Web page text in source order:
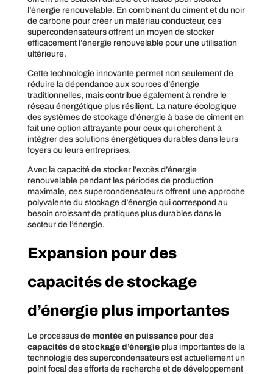
l’énergie renouvelable. En combinant du ciment et du noir
de carbone pour créer un matériau conducteur, ces
supercondensateurs offrent un moyen de stocker
efficacement l’énergie renouvelable pour une utilisation
ultérieure.
Cette technologie innovante permet non seulement de
réduire la dépendance aux sources d’énergie
traditionnelles, mais contribue également à rendre le
réseau énergétique plus résilient. La nature écologique
des systèmes de stockage d’énergie à base de ciment en
fait une option attrayante pour ceux qui cherchent à
intégrer des solutions énergétiques durables dans leurs
foyers ou leurs entreprises.
Avec la capacité de stocker l’excès d’énergie
renouvelable pendant les périodes de production
maximale, ces supercondensateurs offrent une approche
polyvalente du stockage d’énergie qui correspond au
besoin croissant de pratiques plus durables dans le
secteur de l’énergie.
Expansion pour des
capacités de stockage
d’énergie plus importantes
Le processus de montée en puissancepour des
capacités de stockage d’énergieplus importantes de la
technologie des supercondensateurs est actuellement un
point focal des efforts de recherche et de développement